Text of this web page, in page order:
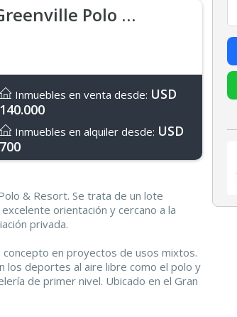
Greenville Polo & Resort
Inmuebles en venta desde: USD
140.000
Inmuebles en alquiler desde: USD
700
& Resort. Se trata de un lote
orientación y cercano a la
privada.
en proyectos de usos mixtos.
los deportes al aire libre como el polo y
de primer nivel. Ubicado en el Gran
Federal por la autopista Buenos Aires